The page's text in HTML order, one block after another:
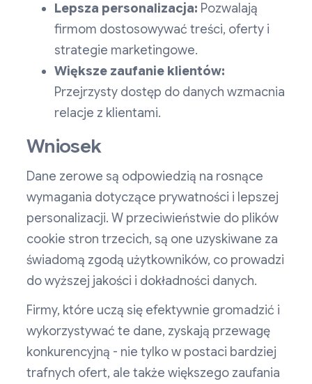
Lepsza personalizacja: Pozwalają
firmom dostosowywać treści, oferty i
strategie marketingowe.
Większe zaufanie klientów:
Przejrzysty dostęp do danych wzmacnia
relacje z klientami.
Wniosek
Dane zerowe są odpowiedzią na rosnące
wymagania dotyczące prywatności i lepszej
personalizacji. W przeciwieństwie do plików
cookie stron trzecich, są one uzyskiwane za
świadomą zgodą użytkowników, co prowadzi
do wyższej jakości i dokładności danych.
Firmy, które uczą się efektywnie gromadzić i
wykorzystywać te dane, zyskają przewagę
konkurencyjną - nie tylko w postaci bardziej
trafnych ofert, ale także większego zaufania